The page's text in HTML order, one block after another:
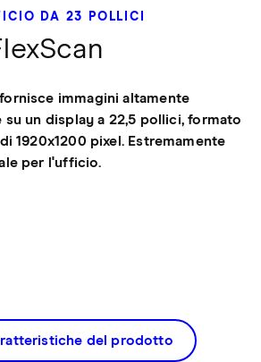
DA 23 POLLICI
immagini altamente
un display a 22,5 pollici, formato
1920x1200 pixel. Estremamente
per l'ufficio.
del prodotto